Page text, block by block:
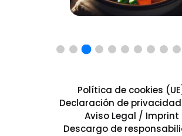
Política de cookies
Declaración de privacidad
Aviso Legal / Imprint
Descargo de